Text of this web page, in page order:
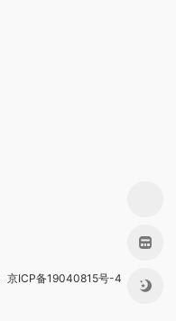
京ICP备19040815号-4